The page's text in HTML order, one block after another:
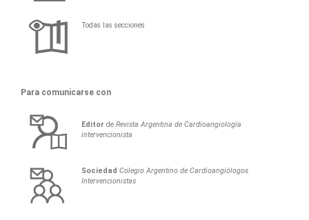
Todas las secciones
Para comunicarse con
Editor deRevista Argentina de Cardioangiología
intervencionista
Sociedad Colegio Argentino de Cardioangiólogos
Intervencionistas